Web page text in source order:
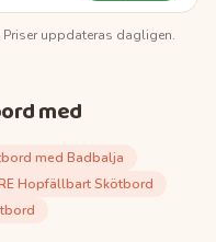
uppdateras dagligen.
med
med Badbalja
Hopfällbart Skötbord